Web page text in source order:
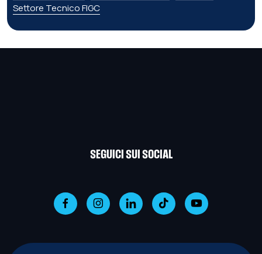
Settore Tecnico FIGC
SEGUICI SUI SOCIAL